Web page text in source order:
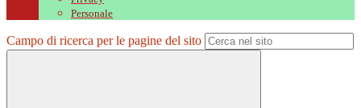
Personale
Campo di ricerca per le pagine del sito